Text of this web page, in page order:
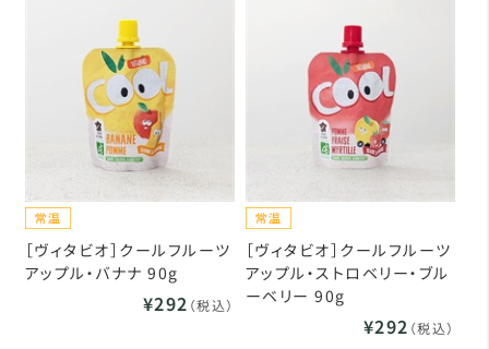
［ヴィタビオ］クールフルーツ
アップル・バナナ 90g
¥292 （税込）
［ヴィタビオ］クールフルーツ
アップル・ストロベリー・ブル
ーベリー 90g
¥292 （税込）